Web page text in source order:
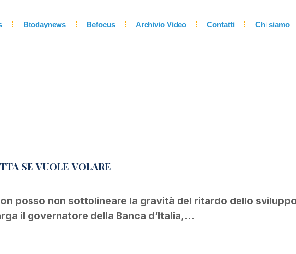
Btodaynews Befocus Archivio Video Contatti Chi siamo
SE VUOLE VOLARE
posso non sottolineare la gravità del ritardo dello
il governatore della Banca d’Italia,…